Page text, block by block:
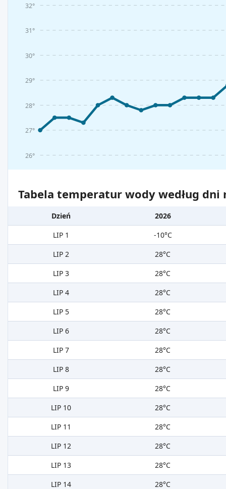
26°
27°
28°
29°
30°
31°
32°
Tabela temperatur wody według dni
Dzień
2026
LIP 1
-10°C
LIP 2
28°C
LIP 3
28°C
LIP 4
28°C
LIP 5
28°C
LIP 6
28°C
LIP 7
28°C
LIP 8
28°C
LIP 9
28°C
LIP 10
28°C
LIP 11
28°C
LIP 12
28°C
LIP 13
28°C
LIP 14
28°C